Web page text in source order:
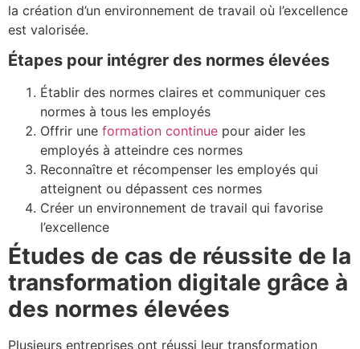
la création d’un environnement de travail où l’excellence
est valorisée.
Étapes pour intégrer des normes élevées
Établir des normes claires et communiquer ces
normes à tous les employés
Offrir une formation continue pour aider les
employés à atteindre ces normes
Reconnaître et récompenser les employés qui
atteignent ou dépassent ces normes
Créer un environnement de travail qui favorise
l’excellence
Études de cas de réussite de la
transformation digitale grâce à
des normes élevées
Plusieurs entreprises ont réussi leur transformation